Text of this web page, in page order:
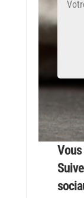
Vous